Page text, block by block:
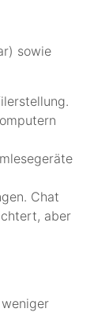
sowie
Chat
aber